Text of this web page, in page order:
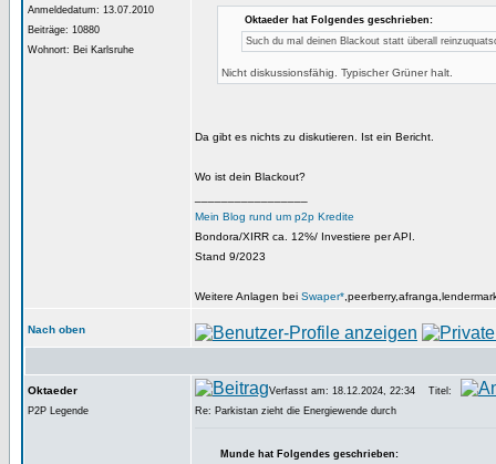
Anmeldedatum: 13.07.2010
Beiträge: 10880
Wohnort: Bei Karlsruhe
Oktaeder hat Folgendes geschrieben:
Such du mal deinen Blackout statt überall
Nicht diskussionsfähig. Typischer Grüner halt.
Da gibt es nichts zu diskutieren. Ist ein Bericht.
Wo ist dein Blackout?
Mein Blog rund um p2p Kredite
Bondora/XIRR ca. 12%/ Investiere per API.
Stand 9/2023
Weitere Anlagen bei Swaper*
Nach oben
Oktaeder
P2P Legende
Verfasst am: 18.12.2024, 22:34
Titel:
Re: Parkistan zieht die Energiewende durch
Munde hat Folgendes geschrieben: